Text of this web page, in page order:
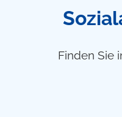
Finden Sie